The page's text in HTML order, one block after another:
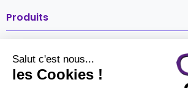
Produits
Contact